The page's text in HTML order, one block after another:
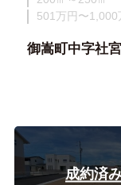
501万円〜1,000
御嵩町中字社宮
成約済